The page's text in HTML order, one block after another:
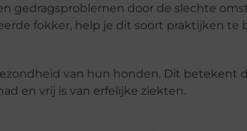
gedragsproblemen door de slechte
fokker, help je dit soort praktijken te
van hun honden. Dit betekent
en vrij is van erfelijke ziekten.